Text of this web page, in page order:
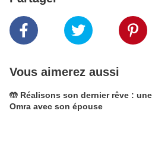
Vous aimerez aussi
🤲 Réalisons son dernier rêve : une
Omra avec son épouse